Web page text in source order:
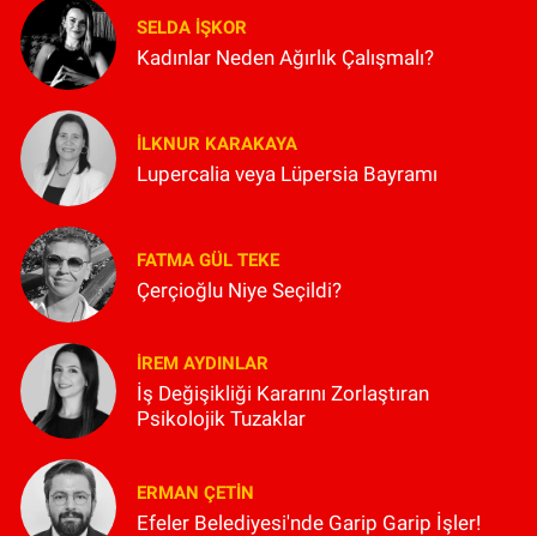
SELDA İŞKOR
Kadınlar Neden Ağırlık Çalışmalı?
İLKNUR KARAKAYA
Lupercalia veya Lüpersia Bayramı
FATMA GÜL TEKE
Çerçioğlu Niye Seçildi?
İREM AYDINLAR
İş Değişikliği Kararını Zorlaştıran
Psikolojik Tuzaklar
ERMAN ÇETIN
Efeler Belediyesi'nde Garip Garip İşler!